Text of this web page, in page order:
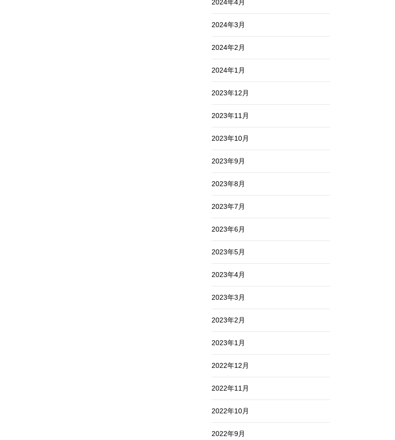
2024年4月
2024年3月
2024年2月
2024年1月
2023年12月
2023年11月
2023年10月
2023年9月
2023年8月
2023年7月
2023年6月
2023年5月
2023年4月
2023年3月
2023年2月
2023年1月
2022年12月
2022年11月
2022年10月
2022年9月